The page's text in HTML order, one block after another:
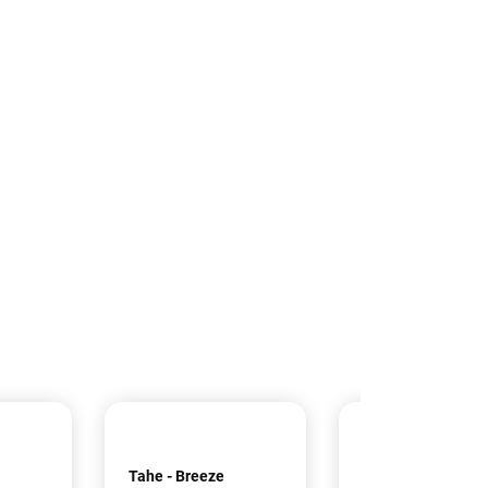
Tahe - Breeze